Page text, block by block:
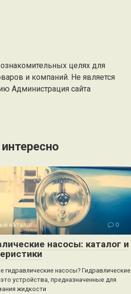
целях для
и компаний. Не является
Администрация сайта
каталог 0
насосы: каталог и
гидравлические насосы? Гидравлические
устройства, предназначенные для
жидкости